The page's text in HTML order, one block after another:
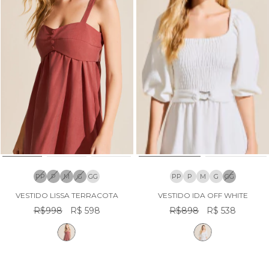
PP P M G GG
VESTIDO LISSA TERRACOTA
R$998 R$ 598
PP P M G GG
VESTIDO IDA OFF WHITE
R$898 R$ 538